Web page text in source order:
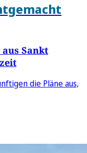
Sankt
die Pläne aus,